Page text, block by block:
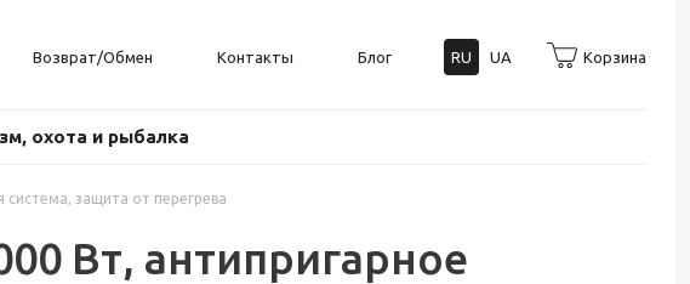
Возврат/Обмен Контакты Блог RU UA Корзина
охота и рыбалка
система, защита от перегрева
Вт, антипригарное